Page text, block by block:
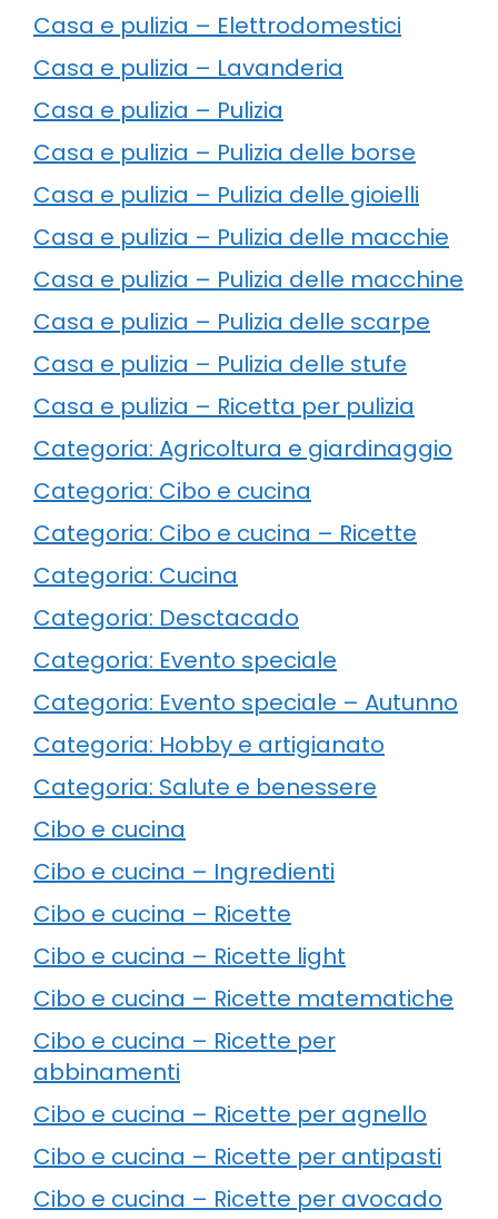
Casa e pulizia – Elettrodomestici
Casa e pulizia – Lavanderia
Casa e pulizia – Pulizia
Casa e pulizia – Pulizia delle borse
Casa e pulizia – Pulizia delle gioielli
Casa e pulizia – Pulizia delle macchie
Casa e pulizia – Pulizia delle macchine
Casa e pulizia – Pulizia delle scarpe
Casa e pulizia – Pulizia delle stufe
Casa e pulizia – Ricetta per pulizia
Categoria: Agricoltura e giardinaggio
Categoria: Cibo e cucina
Categoria: Cibo e cucina – Ricette
Categoria: Cucina
Categoria: Desctacado
Categoria: Evento speciale
Categoria: Evento speciale – Autunno
Categoria: Hobby e artigianato
Categoria: Salute e benessere
Cibo e cucina
Cibo e cucina – Ingredienti
Cibo e cucina – Ricette
Cibo e cucina – Ricette light
Cibo e cucina – Ricette matematiche
Cibo e cucina – Ricette per
abbinamenti
Cibo e cucina – Ricette per agnello
Cibo e cucina – Ricette per antipasti
Cibo e cucina – Ricette per avocado